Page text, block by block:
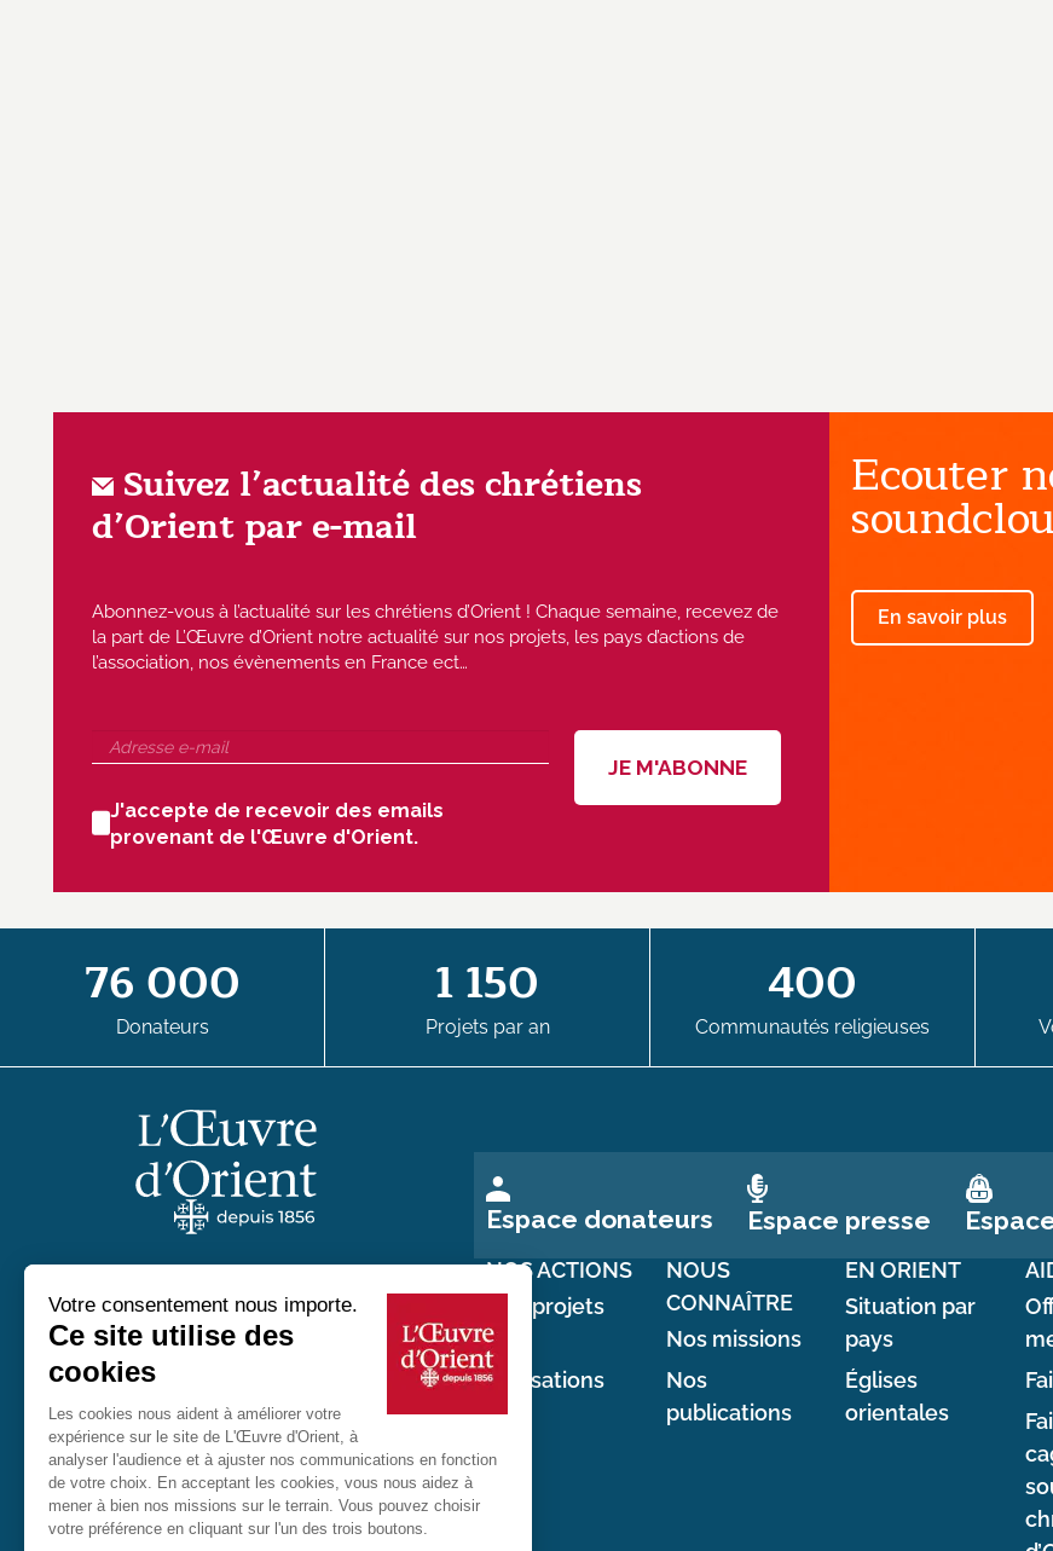
Suivez l’actualité des chrétiens
d’Orient par e-mail
Abonnez-vous à l’actualité sur les chrétiens d’Orient ! Chaque semaine, recevez de
la part de L’Œuvre d’Orient notre actualité sur nos projets, les pays d’actions de
l’association, nos évènements en France ect…
J'accepte de recevoir des emails
provenant de l'Œuvre d'Orient.
Ecouter
En savoir plus
76 000
Donateurs
1 150
Projets par an
400
Communautés religieuses
Espace donateurs Espace presse
NOS ACTIONS
Nos projets
Nos
réalisations
NOUS
CONNAÎTRE
Nos missions
Nos
publications
EN ORIENT
Situation par
pays
Églises
orientales
Au service des chrétiens d'Orient
01 45 48 54 46
Contactez-nous